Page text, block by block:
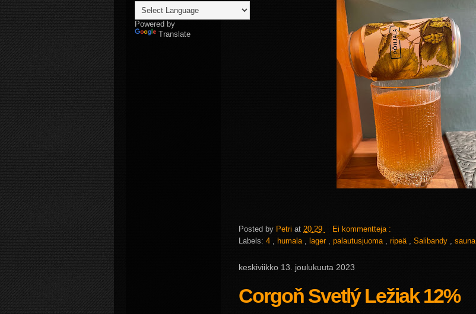
Posted by Petri at 20.29
Ei kommentteja :
Labels: 4 humala lager palautusjuoma ripeä Salibandy sauna
keskiviikko 13. joulukuuta 2023
Corgoň Svetlý Ležiak 12%
Powered by
Translate